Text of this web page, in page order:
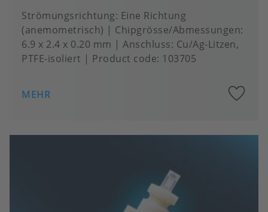
Strömungsrichtung Eine Richtung
(anemometrisch)
Chipgrösse/Abmessungen
6.9 x 2.4 x 0.20 mm
Anschluss Cu/Ag-Litzen,
PTFE-isoliert
Product code: 103705
MEHR